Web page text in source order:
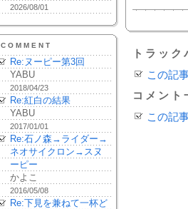
2026/08/01
COMMENT
Re:ヌーピー第3回
YABU
2018/04/23
Re:紅白の結果
YABU
2017/01/01
Re:石ノ森→ライダー→
ネオサイクロン→スヌ
ーピー
かよこ
2016/05/08
Re:下見を兼ねて一杯ど
トラッ
この記
コメント
この記